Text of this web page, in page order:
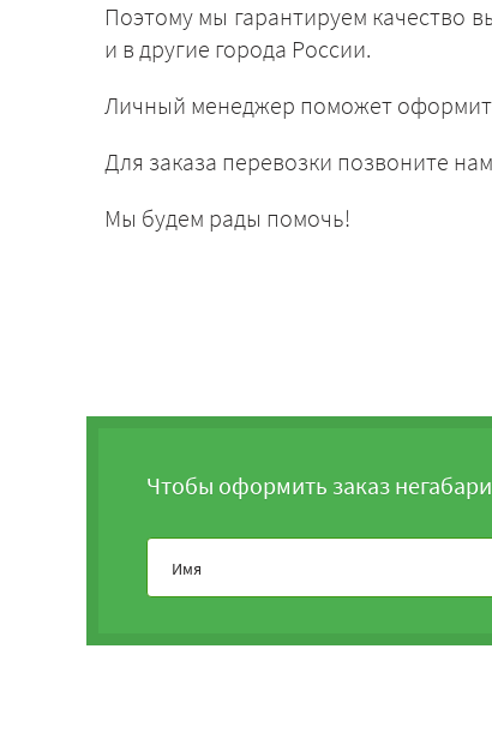
Поэтому мы гарантируем качество
и в другие города России.
Личный менеджер поможет
Для заказа перевозки позвоните
Мы будем рады помочь!
Чтобы оформить заказ